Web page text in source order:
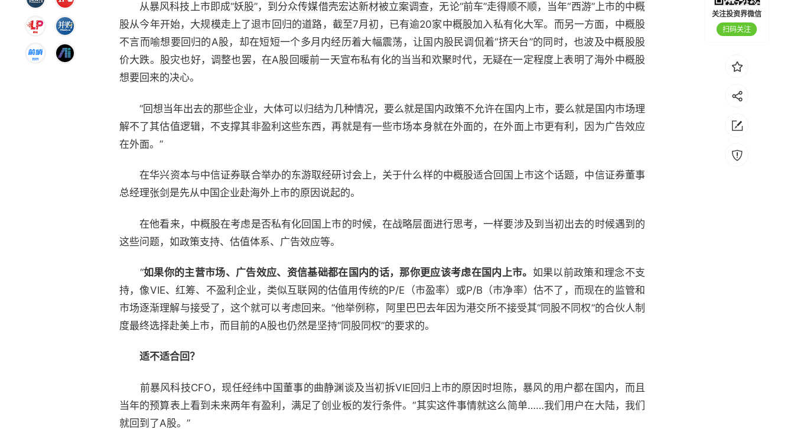
从暴风科技上市即成“妖股”，到 分众传媒借壳宏达新材被立案调查，无论“前车”走得顺不顺，当年“西游”上市的中概
股从今年开始，大规模走上了退市回归的道路，截至7月初，已有逾20家中概股加入私有化大军。而另一方面，中概股
不言而喻想要回归的A股，却在短短一个多月内经历着大幅震荡，让国内股民调侃着“挤天台”的同时，也波及中概股股
价大跌。股灾也好，调整也罢，在A股回暖前一天宣布私有化的当当和欢聚时代，无疑在一定程度上表明了海外中概股
想要回来的决心。
“回想当年出去的那些企业，大体可以归结为几种情况，要么就是国内政策不允许在国内上市，要么就是国内市场理
解不了其估值逻辑，不支撑其非盈利这些东西，再就是有一些市场本身就在外面的，在外面上市更有利，因为广告效应
在外面。”
在华兴资本与中信证券联合举办的东游取经研讨会上，关于什么样的中概股适合回国上市这个话题， 中信证券董事
总经理张剑是先从中国企业赴海外上市的原因说起的。
在他看来，中概股在考虑是否私有化回国上市的时候，在战略层面进行思考，一样要涉及到当初出去的时候遇到的
这些问题，如政策支持、估值体系、广告效应等。
“如果你的主营市场、广告效应、资信基础都在国内的话，那你更应该考虑在国内上市。 如果以前政策和理念不支
持，像VIE、红筹、不盈利企业，类似互联网的估值用传统的P/E（市盈率）或P/B（市净率）估不了，而现在的监管和
市场逐渐理解与接受了，这个就可以考虑回来。”他举例称，
阿里巴巴去年因为港交所不接受其“同股不同权”的合伙人制
度最终选择赴美上市，而目前的A股也仍然是坚持“同股同权”的要求的。
适不适合回？
前暴风科技CFO，现任经纬中国董事的曲静渊谈及当初拆VIE回归上市的原因时坦陈，暴风的用户都在国内，而且
当年的预算表上看到未来两年有盈利，满足了创业板的发行条件。“其实这件事情就这么简单……我们用户在大陆，我们
就回到了A股。”
关注投资界微信
扫码关注